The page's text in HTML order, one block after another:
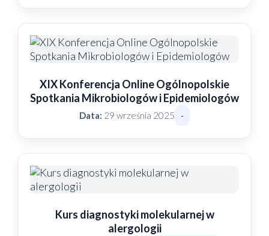
XIX Konferencja Online Ogólnopolskie
Spotkania Mikrobiologów i Epidemiologów
Data: 29 września 2025 -
Kurs diagnostyki molekularnej w
alergologii